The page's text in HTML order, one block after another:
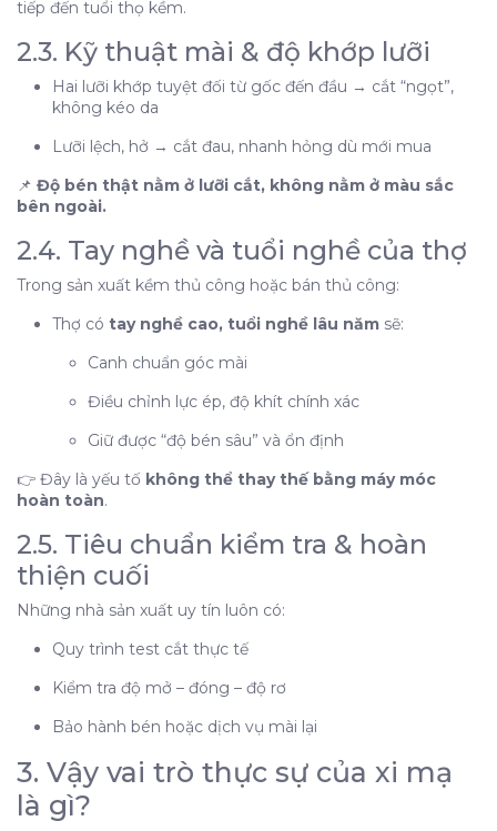
2.5. Tiêu chuẩn kiểm tra & hoàn thiện cuối
3. Vậy vai trò thực sự của xi mạ là gì?
4. Cách đánh giá một cây kềm bền – bén đúng
chuẩn
1. Màu xi mạ KHÔNG phải là tiêu chí đánh dấu chất
lượng kềm
2. Độ bền – độ bén của kềm được quyết định bởi
2.1. Nguyên vật liệu (NVL) – nền tảng cốt lõi
2.2. Quy trình xử lý nhiệt (tôi – ram)
2.3. Kỹ thuật mài & độ khớp lưỡi
3. Vậy vai trò thực sự của xi mạ là gì?
4. Cách đánh giá một cây kềm bền – bén đúng
Vậy nên:
tiếp đến tuổi thọ kềm.
2.3. Kỹ thuật mài & độ khớp lưỡi
Hai lưỡi khớp tuyệt đối từ gốc đến đầu → cắt “ngọt”,
không kéo da
Lưỡi lệch, hở → cắt đau, nhanh hỏng dù mới mua
📌 Độ bén thật nằm ở lưỡi cắt, không nằm ở màu sắc
bên ngoài.
2.4. Tay nghề và tuổi nghề của thợ
Trong sản xuất kềm thủ công hoặc bán thủ công:
Thợ có tay nghề cao, tuổi nghề lâu năm sẽ:
Canh chuẩn góc mài
Điều chỉnh lực ép, độ khít chính xác
Giữ được “độ bén sâu” và ổn định
👉 Đây là yếu tố không thể thay thế bằng máy móc
hoàn toàn.
2.5. Tiêu chuẩn kiểm tra & hoàn
thiện cuối
Những nhà sản xuất uy tín luôn có:
Quy trình test cắt thực tế
Kiểm tra độ mở – đóng – độ rơ
Bảo hành bén hoặc dịch vụ mài lại
3. Vậy vai trò thực sự của xi mạ
là gì?